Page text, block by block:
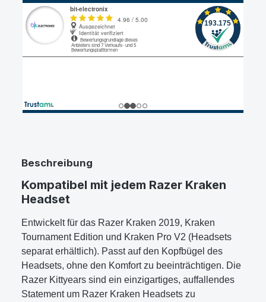
Beschreibung
Kompatibel mit jedem Razer Kraken
Headset
Entwickelt für das Razer Kraken 2019, Kraken
Tournament Edition und Kraken Pro V2 (Headsets
separat erhältlich). Passt auf den Kopfbügel des
Headsets, ohne den Komfort zu beeinträchtigen. Die
Razer Kittyears sind ein einzigartiges, auffallendes
Statement um Razer Kraken Headsets zu